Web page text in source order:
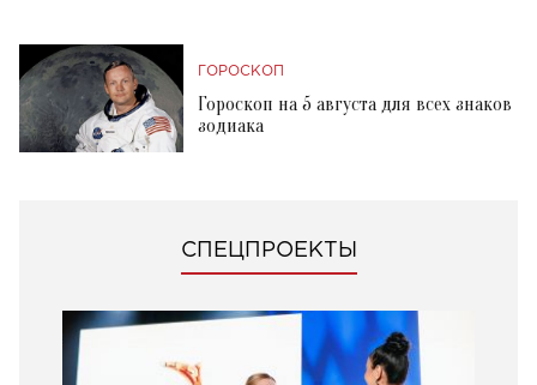
ГОРОСКОП
Гороскоп на 5 августа для всех знаков
зодиака
СПЕЦПРОЕКТЫ